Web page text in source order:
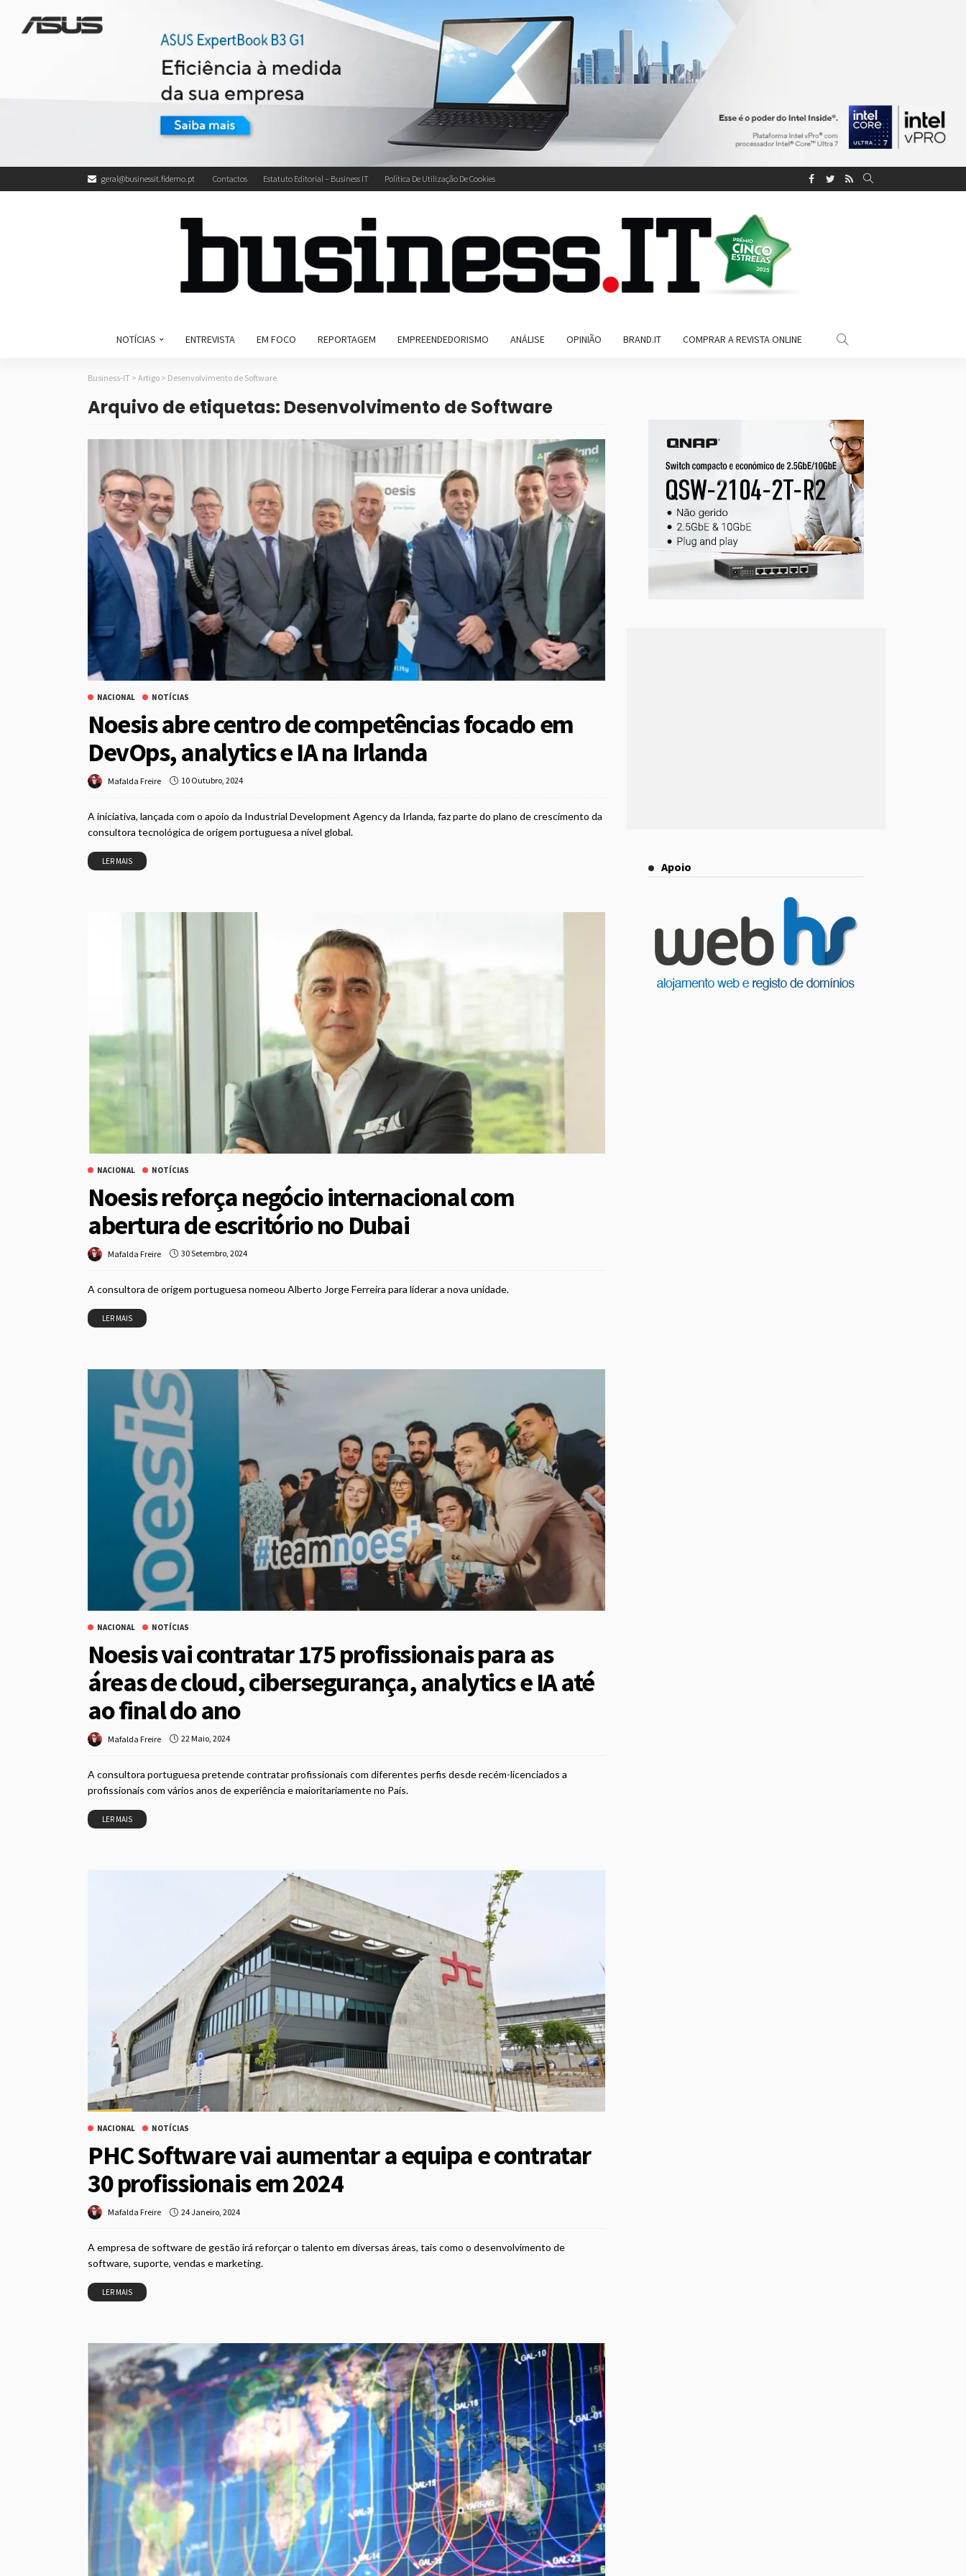
geral@businessit.fidemo.pt Contactos Estatuto Editorial – Business IT Política De Utilização De Cookies
NOTÍCIAS ENTREVISTA EM FOCO REPORTAGEM EMPREENDEDORISMO ANÁLISE OPINIÃO BRAND.IT COMPRAR A REVISTA ONLINE
Business-IT > Artigo > Desenvolvimento de Software
Arquivo de etiquetas: Desenvolvimento de Software
NACIONAL NOTÍCIAS
Noesis abre centro de competências focado em
DevOps, analytics e IA na Irlanda
Mafalda Freire 10 Outubro, 2024
A iniciativa, lançada com o apoio da Industrial Development Agency da Irlanda, faz parte do plano de crescimento da
consultora tecnológica de origem portuguesa a nível global.
LER MAIS
NACIONAL NOTÍCIAS
Noesis reforça negócio internacional com
abertura de escritório no Dubai
Mafalda Freire 30 Setembro, 2024
A consultora de origem portuguesa nomeou Alberto Jorge Ferreira para liderar a nova unidade.
LER MAIS
NACIONAL NOTÍCIAS
Noesis vai contratar 175 profissionais para as
áreas de cloud, cibersegurança, analytics e IA até
ao final do ano
Mafalda Freire 22 Maio, 2024
A consultora portuguesa pretende contratar profissionais com diferentes perfis desde recém-licenciados a
profissionais com vários anos de experiência e maioritariamente no País.
LER MAIS
NACIONAL NOTÍCIAS
PHC Software vai aumentar a equipa e contratar
30 profissionais em 2024
Mafalda Freire 24 Janeiro, 2024
A empresa de software de gestão irá reforçar o talento em diversas áreas, tais como o desenvolvimento de
software, suporte, vendas e marketing.
LER MAIS
Apoio